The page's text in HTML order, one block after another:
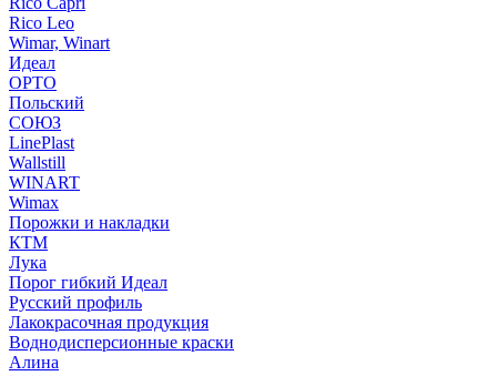
Rico Leo
Wimar, Winart
Идеал
ОРТО
Польский
СОЮЗ
LinePlast
Wallstill
WINART
Wimax
Порожки и накладки
КТМ
Лука
Порог гибкий Идеал
Русский профиль
Лакокрасочная продукция
Воднодисперсионные краски
Алина